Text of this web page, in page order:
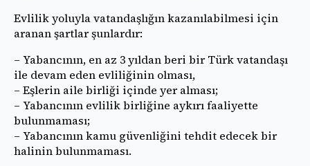
Evlilik yoluyla vatandaşlığın kazanılabilmesi için
aranan şartlar şunlardır:
– Yabancının, en az 3 yıldan beri bir Türk vatandaşı
ile devam eden evliliğinin olması,
– Eşlerin aile birliği içinde yer alması;
– Yabancının evlilik birliğine aykırı faaliyette
bulunmaması;
– Yabancının kamu güvenliğini tehdit edecek bir
halinin bulunmaması.